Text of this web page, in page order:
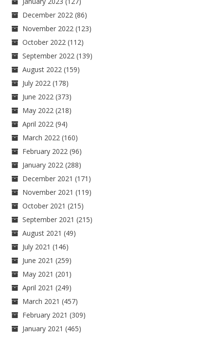
December 2022 (86)
November 2022 (123)
October 2022 (112)
September 2022 (139)
August 2022 (159)
July 2022 (178)
June 2022 (373)
May 2022 (218)
April 2022 (94)
March 2022 (160)
February 2022 (96)
January 2022 (288)
December 2021 (171)
November 2021 (119)
October 2021 (215)
September 2021 (215)
August 2021 (49)
July 2021 (146)
June 2021 (259)
May 2021 (201)
April 2021 (249)
March 2021 (457)
February 2021 (309)
January 2021 (465)